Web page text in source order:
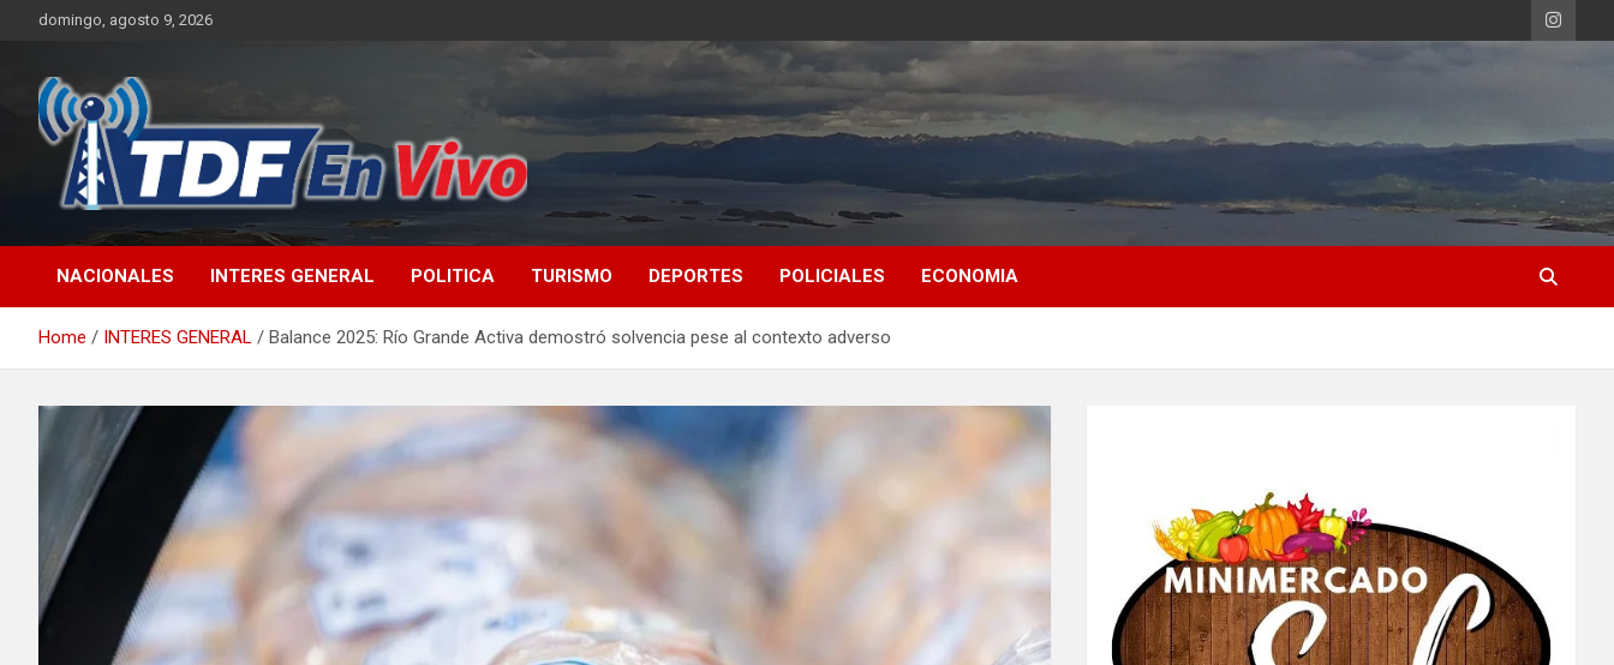
domingo, agosto 9, 2026
NACIONALES INTERES GENERAL POLITICA TURISMO DEPORTES POLICIALES ECONOMIA
Home INTERES GENERAL Balance 2025: Río Grande Activa demostró solvencia pese al contexto adverso